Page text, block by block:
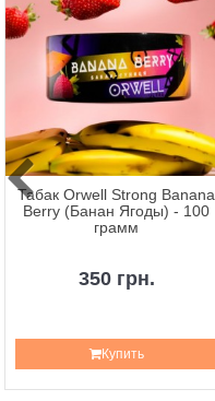
Табак Orwell Strong Banana
Berry (Банан Ягоды) - 100
грамм
350 грн.
Купить